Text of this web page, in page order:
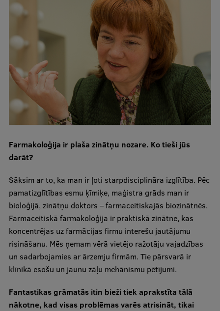
Vēsture un tradīcijas
Identitāte
RSU fonds
Aula
Muzeji un ekspozīcijas
Ģerbonis
Reitingi
Virtuālā tūre
Ilgtspējīga attīstība
Studiju un vides pieejamība
Dati par 2025. gadu
Suvenīri un grāmatas
Mūžizglītība
Farmakoloģija ir plaša zinātņu nozare. Ko tieši jūs
darāt?
Sāksim ar to, ka man ir ļoti starpdisciplināra izglītība. Pēc
pamatizglītības esmu ķīmiķe, maģistra grāds man ir
bioloģijā, zinātņu doktors – farmaceitiskajās biozinātnēs.
Farmaceitiskā farmakoloģija ir praktiskā zinātne, kas
koncentrējas uz farmācijas firmu interešu jautājumu
risināšanu. Mēs ņemam vērā vietējo ražotāju vajadzības
un sadarbojamies ar ārzemju firmām. Tie pārsvarā ir
klīnikā esošu un jaunu zāļu mehānismu pētījumi.
Fantastikas grāmatās itin bieži tiek aprakstīta tālā
nākotne, kad visas problēmas varēs atrisināt, tikai